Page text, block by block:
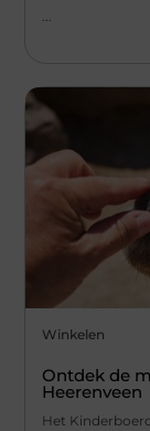
...
Winkelen
Ontdek de
Heerenveen
Het